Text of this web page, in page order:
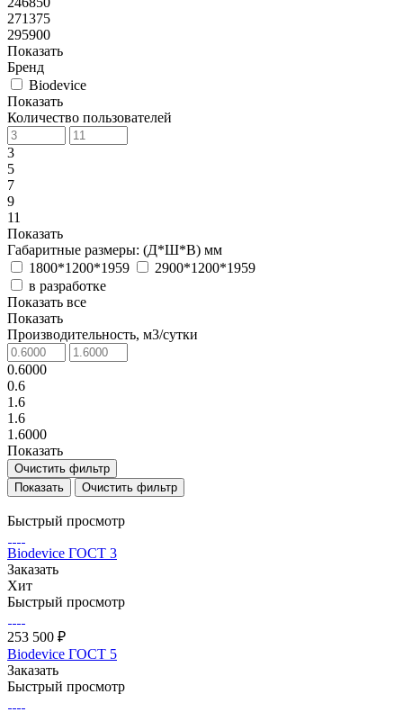
271375
295900
Показать
Бренд
Biodevice
Показать
Количество пользователей
3
5
7
9
11
Показать
Габаритные размеры: (Д*Ш*В) мм
1800*1200*1959
2900*1200*1959
в разработке
Показать все
Показать
Производительность, м3/сутки
0.6000
0.6
1.6
1.6
1.6000
Показать
Очистить фильтр
Очистить фильтр
Быстрый просмотр
Biodevice ГОСТ 3
Заказать
Хит
Быстрый просмотр
253 500 ₽
Biodevice ГОСТ 5
Заказать
Быстрый просмотр